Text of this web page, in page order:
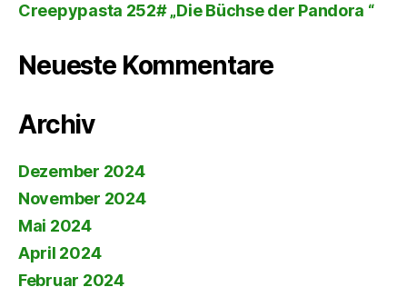
Creepypasta 252# „Die Büchse der Pandora “
Neueste Kommentare
Archiv
Dezember 2024
November 2024
Mai 2024
April 2024
Februar 2024